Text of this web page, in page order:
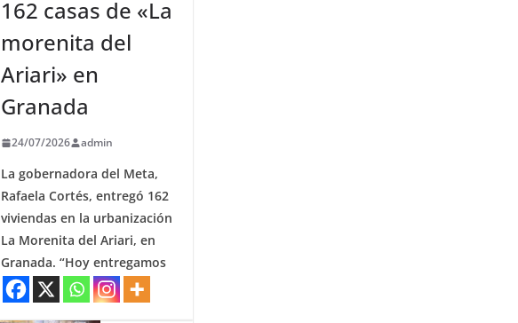
162 casas de «La
morenita del
Ariari» en
Granada
24/07/2026 admin
La gobernadora del Meta,
Rafaela Cortés, entregó 162
viviendas en la urbanización
La Morenita del Ariari, en
Granada. “Hoy entregamos